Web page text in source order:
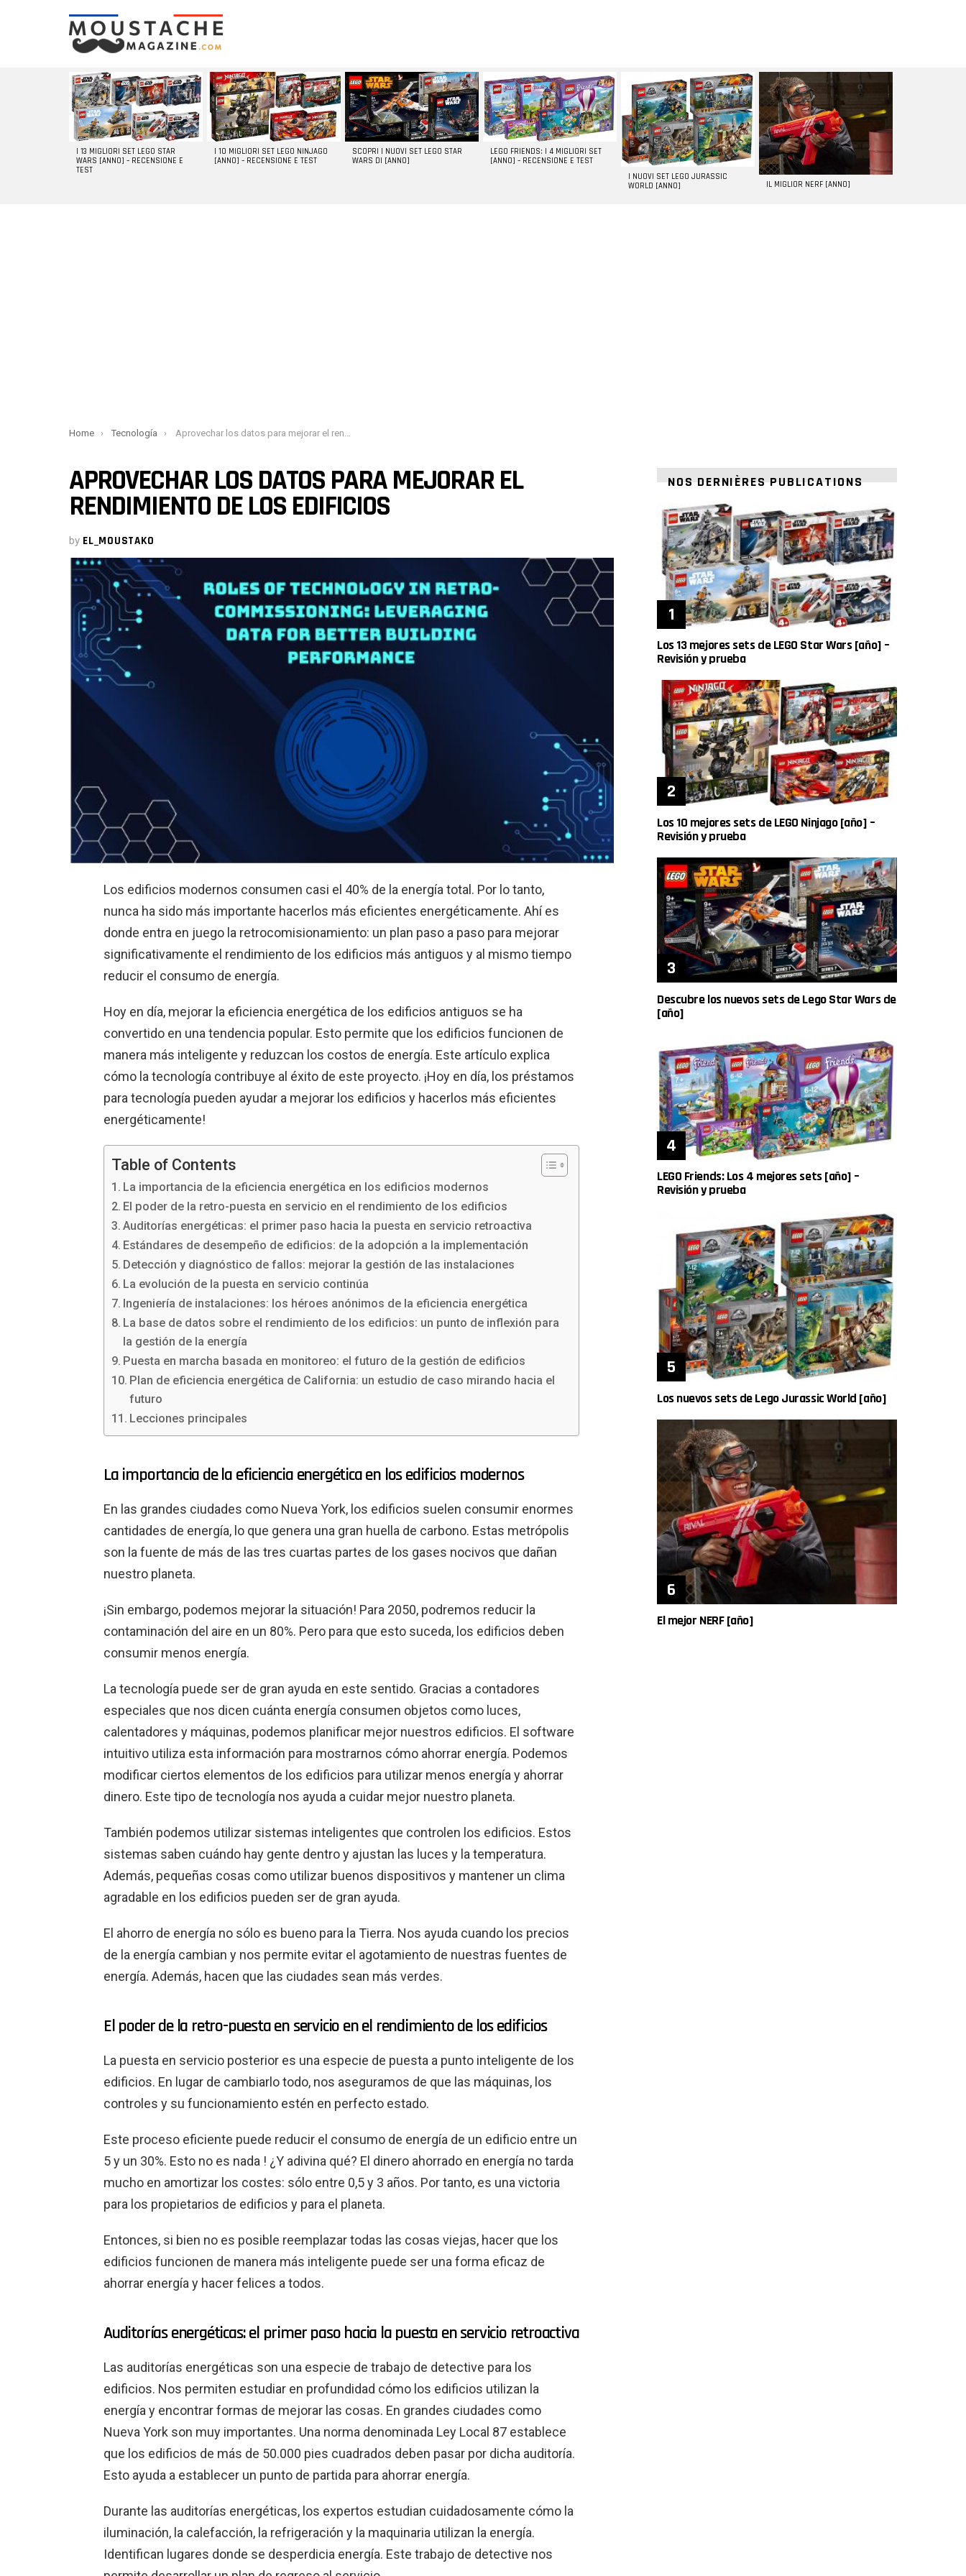
LATEST
STORIES
I 13 MIGLIORI SET LEGO STAR
WARS [ANNO] – RECENSIONE E
TEST
I 10 MIGLIORI SET LEGO NINJAGO
[ANNO] – RECENSIONE E TEST
SCOPRI I NUOVI SET LEGO STAR
WARS DI [ANNO]
LEGO FRIENDS: I 4 MIGLIORI SET
[ANNO] – RECENSIONE E TEST
I NUOVI SET LEGO JURASSIC
WORLD [ANNO]
IL MIGLIOR NERF [ANNO]
You are here:
Home Tecnología Aprovechar los datos para mejorar el rendimiento de los edificios
APROVECHAR LOS DATOS PARA MEJORAR EL
RENDIMIENTO DE LOS EDIFICIOS
by EL_MOUSTAKO
Los edificios modernos consumen casi el 40% de la energía total. Por lo tanto,
nunca ha sido más importante hacerlos más eficientes energéticamente. Ahí es
donde entra en juego la retrocomisionamiento: un plan paso a paso para mejorar
significativamente el rendimiento de los edificios más antiguos y al mismo tiempo
reducir el consumo de energía.
Hoy en día, mejorar la eficiencia energética de los edificios antiguos se ha
convertido en una tendencia popular. Esto permite que los edificios funcionen de
manera más inteligente y reduzcan los costos de energía. Este artículo explica
cómo la tecnología contribuye al éxito de este proyecto. ¡Hoy en día, los préstamos
para tecnología pueden ayudar a mejorar los edificios y hacerlos más eficientes
energéticamente!
Table of Contents
La importancia de la eficiencia energética en los edificios modernos
El poder de la retro-puesta en servicio en el rendimiento de los edificios
Auditorías energéticas: el primer paso hacia la puesta en servicio retroactiva
Estándares de desempeño de edificios: de la adopción a la implementación
Detección y diagnóstico de fallos: mejorar la gestión de las instalaciones
La evolución de la puesta en servicio continúa
Ingeniería de instalaciones: los héroes anónimos de la eficiencia energética
La base de datos sobre el rendimiento de los edificios: un punto de inflexión para
la gestión de la energía
Puesta en marcha basada en monitoreo: el futuro de la gestión de edificios
Plan de eficiencia energética de California: un estudio de caso mirando hacia el
futuro
Lecciones principales
La importancia de la eficiencia energética en los edificios modernos
En las grandes ciudades como Nueva York, los edificios suelen consumir enormes
cantidades de energía, lo que genera una gran huella de carbono. Estas metrópolis
son la fuente de más de las tres cuartas partes de los gases nocivos que dañan
nuestro planeta.
¡Sin embargo, podemos mejorar la situación! Para 2050, podremos reducir la
contaminación del aire en un 80%. Pero para que esto suceda, los edificios deben
consumir menos energía.
La tecnología puede ser de gran ayuda en este sentido. Gracias a contadores
especiales que nos dicen cuánta energía consumen objetos como luces,
calentadores y máquinas, podemos planificar mejor nuestros edificios. El software
intuitivo utiliza esta información para mostrarnos cómo ahorrar energía. Podemos
modificar ciertos elementos de los edificios para utilizar menos energía y ahorrar
dinero. Este tipo de tecnología nos ayuda a cuidar mejor nuestro planeta.
También podemos utilizar sistemas inteligentes que controlen los edificios. Estos
sistemas saben cuándo hay gente dentro y ajustan las luces y la temperatura.
Además, pequeñas cosas como utilizar buenos dispositivos y mantener un clima
agradable en los edificios pueden ser de gran ayuda.
El ahorro de energía no sólo es bueno para la Tierra. Nos ayuda cuando los precios
de la energía cambian y nos permite evitar el agotamiento de nuestras fuentes de
energía. Además, hacen que las ciudades sean más verdes.
El poder de la retro-puesta en servicio en el rendimiento de los edificios
La puesta en servicio posterior es una especie de puesta a punto inteligente de los
edificios. En lugar de cambiarlo todo, nos aseguramos de que las máquinas, los
controles y su funcionamiento estén en perfecto estado.
Este proceso eficiente puede reducir el consumo de energía de un edificio entre un
5 y un 30%. Esto no es nada ! ¿Y adivina qué? El dinero ahorrado en energía no tarda
mucho en amortizar los costes: sólo entre 0,5 y 3 años. Por tanto, es una victoria
para los propietarios de edificios y para el planeta.
Entonces, si bien no es posible reemplazar todas las cosas viejas, hacer que los
edificios funcionen de manera más inteligente puede ser una forma eficaz de
ahorrar energía y hacer felices a todos.
Auditorías energéticas: el primer paso hacia la puesta en servicio retroactiva
Las auditorías energéticas son una especie de trabajo de detective para los
edificios. Nos permiten estudiar en profundidad cómo los edificios utilizan la
energía y encontrar formas de mejorar las cosas. En grandes ciudades como
Nueva York son muy importantes. Una norma denominada Ley Local 87 establece
que los edificios de más de 50.000 pies cuadrados deben pasar por dicha auditoría.
Esto ayuda a establecer un punto de partida para ahorrar energía.
Durante las auditorías energéticas, los expertos estudian cuidadosamente cómo la
iluminación, la calefacción, la refrigeración y la maquinaria utilizan la energía.
Identifican lugares donde se desperdicia energía. Este trabajo de detective nos
NOS DERNIÈRES PUBLICATIONS
Los 13 mejores sets de LEGO Star Wars [año] –
Revisión y prueba
Los 10 mejores sets de LEGO Ninjago [año] –
Revisión y prueba
Descubre los nuevos sets de Lego Star Wars de
[año]
LEGO Friends: Los 4 mejores sets [año] –
Revisión y prueba
Los nuevos sets de Lego Jurassic World [año]
El mejor NERF [año]